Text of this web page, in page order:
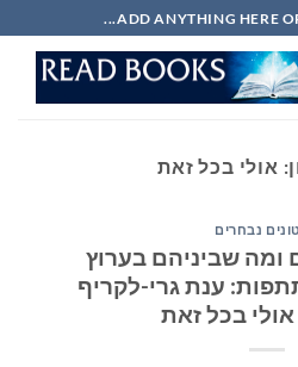
ADD ANYTHING HERE
אולי בכל זאת
נבחרים
ומה שביניהם בערוץ
ענת גרי-לקריף
בכל זאת